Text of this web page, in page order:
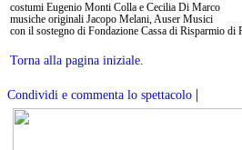
costumi Eugenio Monti Colla e Cecilia Di Marco
musiche originali Jacopo Melani, Auser Musici
con il sostegno di Fondazione Cassa di Risparmio di
Torna alla pagina iniziale.
Condividi e commenta lo spettacolo |